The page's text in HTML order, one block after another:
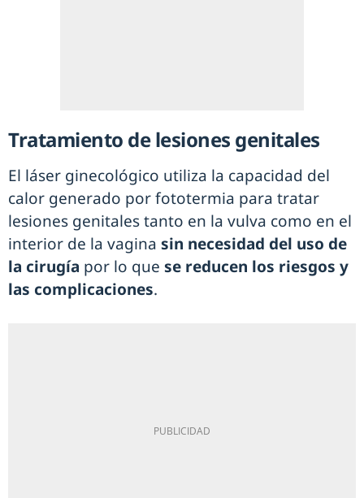
Tratamiento de lesiones genitales
El láser ginecológico utiliza la capacidad del
calor generado por fototermia para tratar
lesiones genitales tanto en la vulva como en el
interior de la vagina sin necesidad del uso de
la cirugía por lo que se reducen los riesgos y
las complicaciones.